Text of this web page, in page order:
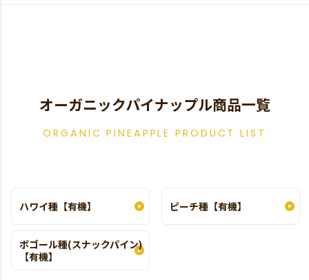
オーガニックパイナップル商品一覧
ORGANIC PINEAPPLE PRODUCT LIST
ハワイ種【有機】 ピーチ種【有機】
ボゴール種(スナックパイン)
【有機】